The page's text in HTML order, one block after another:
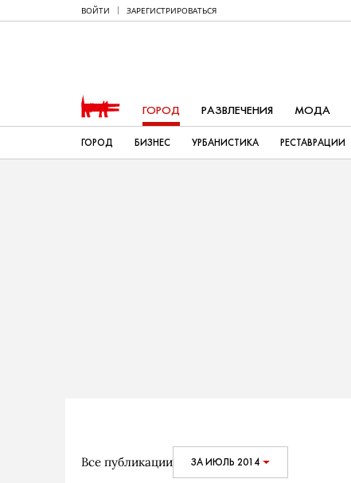
ВОЙТИ ЗАРЕГИСТРИРОВАТЬСЯ
ГОРОД РАЗВЛЕЧЕНИЯ МОДА
ГОРОД БИЗНЕС УРБАНИСТИКА РЕСТАВРАЦИИ
Все публикации ЗА ИЮЛЬ 2014